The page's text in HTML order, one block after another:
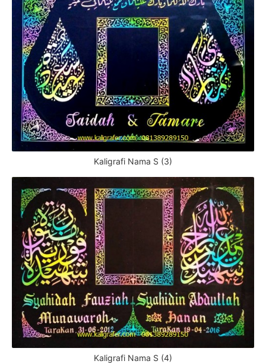
Kaligrafi Nama S (3)
Kaligrafi Nama S (4)